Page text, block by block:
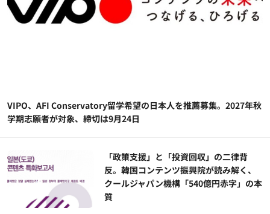
VIPO、AFI Conservatory留学希望の日本人を推薦募集。2027年秋
学期志願者が対象、締切は9月24日
「政策支援」と「投資回収」の二律背
反。韓国コンテンツ振興院が読み解く、
クールジャパン機構「540億円赤字」の本
質